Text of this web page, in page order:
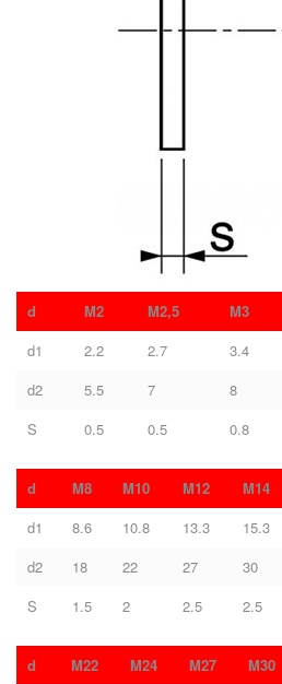
d M2 M2,5 M3
d1
2.2 2.7 3.4
d2
5.5 7 8
S
0.5 0.5 0.8
d M8 M10 M12 M14
d1
8.6 10.8 13.3 15.3
d2
18 22 27 30
S
1.5 2 2.5 2.5
d M22 M24 M27 M30